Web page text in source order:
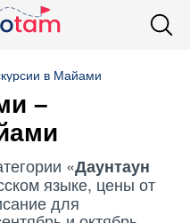
в Майами
–
«Даунтаун
языке, цены от
для